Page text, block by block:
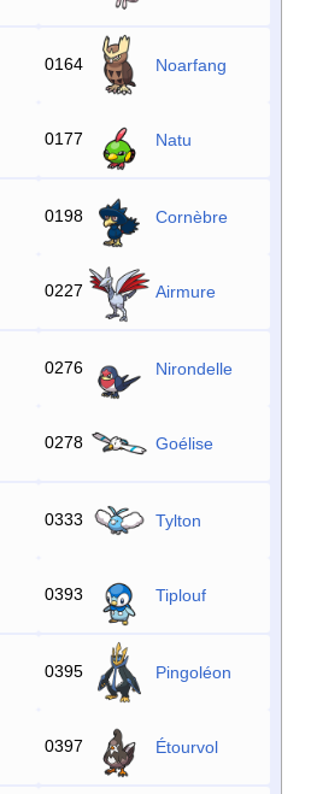
0164 Noarfang
0177 Natu
0198 Cornèbre
0227 Airmure
0276 Nirondelle
0278 Goélise
0333 Tylton
0393 Tiplouf
0395 Pingoléon
0397 Étourvol